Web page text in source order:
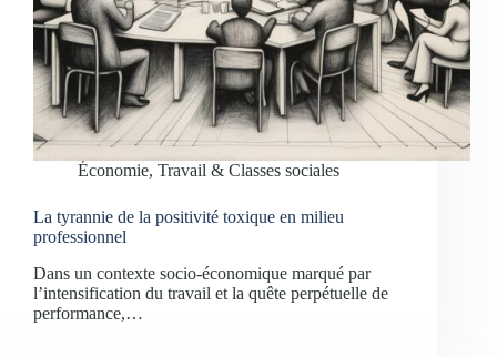
Économie, Travail & Classes sociales
La tyrannie de la positivité toxique en milieu
professionnel
Dans un contexte socio-économique marqué par
l’intensification du travail et la quête perpétuelle de
performance,…